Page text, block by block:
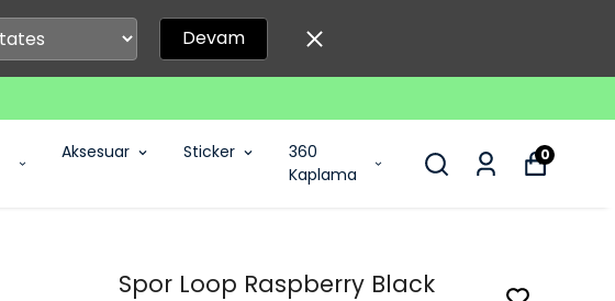
Devam
Aksesuar Sticker
360
Kaplama
0
Spor Loop Raspberry Black